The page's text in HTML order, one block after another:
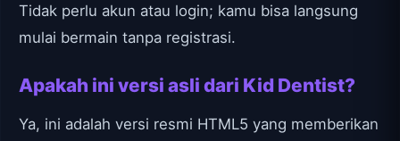
Tidak perlu akun atau login; kamu bisa langsung
mulai bermain tanpa registrasi.
Apakah ini versi asli dari Kid Dentist?
Ya, ini adalah versi resmi HTML5 yang memberikan